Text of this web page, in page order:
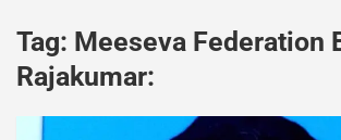
Tag: Meeseva Federation
Rajakumar: